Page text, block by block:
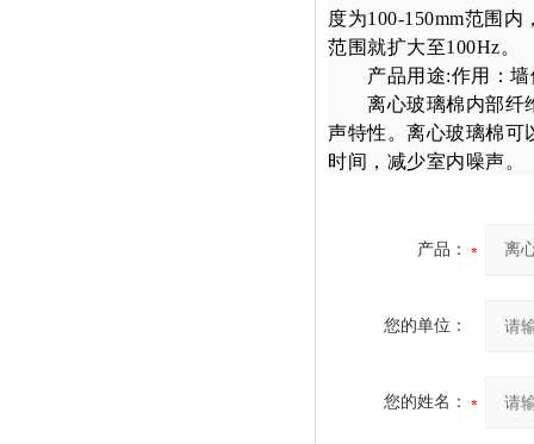
度为100-150mm范围内
范围就扩大至100Hz。
产品用途:作用：
离心玻璃棉内部纤维
声特性。离心玻璃棉可
时间，减少室内噪声。
产品：
您的单位：
您的姓名：